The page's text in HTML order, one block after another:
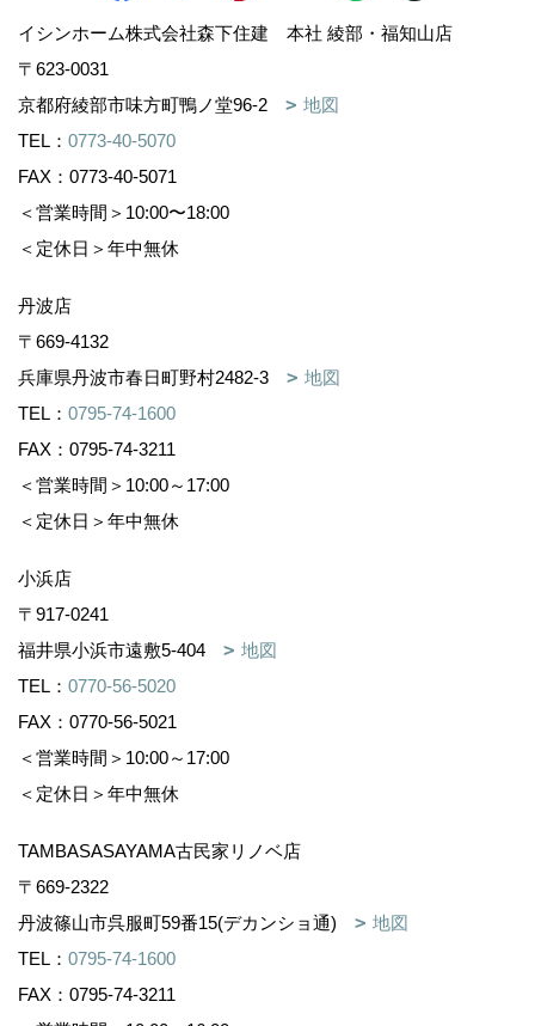
イシンホーム株式会社森下住建 本社 綾部・福知山店
〒623-0031
京都府綾部市味方町鴨ノ堂96-2
地図
TEL： 0773-40-5070
FAX：0773-40-5071
＜営業時間＞10:00〜18:00
＜定休日＞年中無休
丹波店
〒669-4132
兵庫県丹波市春日町野村2482-3
地図
TEL： 0795-74-1600
FAX：0795-74-3211
＜営業時間＞10:00～17:00
＜定休日＞年中無休
小浜店
〒917-0241
福井県小浜市遠敷5-404
地図
TEL： 0770-56-5020
FAX：0770-56-5021
＜営業時間＞10:00～17:00
＜定休日＞年中無休
TAMBASASAYAMA古民家リノベ店
〒669-2322
丹波篠山市呉服町59番15(デカンショ通)
地図
TEL： 0795-74-1600
FAX：0795-74-3211